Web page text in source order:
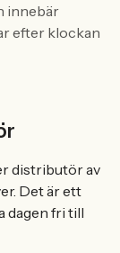
innebär
efter klockan
distributör av
Det är ett
dagen fri till